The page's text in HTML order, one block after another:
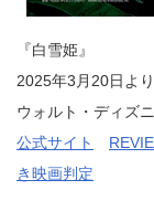
『白雪姫』
2025年3月20日よ
ウォルト・ディズ
公式サイト
き映画判定